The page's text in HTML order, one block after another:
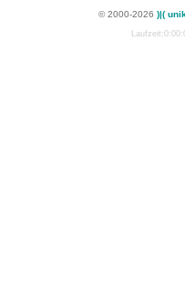
© 2000-2026 )|(